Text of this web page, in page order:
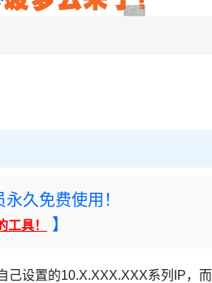
选择 广告 商业广告，理性
久免费使用！
具！ 】
己设置的10.X.XXX.XXX系列IP，